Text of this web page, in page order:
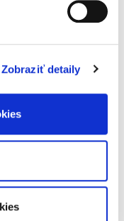
Zobraziť detaily
je
nástroje